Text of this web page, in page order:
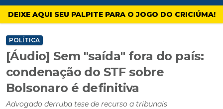
4oito
DEIXE AQUI SEU PALPITE PARA O JOGO DO CRICIÚMA!
POLÍTICA
[Áudio] Sem "saída" fora do país:
condenação do STF sobre
Bolsonaro é definitiva
Advogado derruba tese de recurso a tribunais